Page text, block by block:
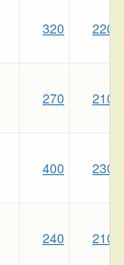
320 220
270 210
400 230
240 210